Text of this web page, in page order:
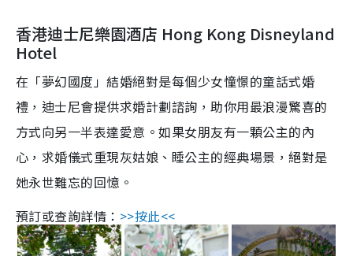
香港迪士尼樂園酒店 Hong Kong Disneyland
Hotel
在「夢幻國度」結婚絕對是每個少女憧憬的童話式婚
禮，迪士尼會提供求婚計劃諮詢，助你用最浪漫驚喜的
方式向另一半表達愛意。如果女朋友有一顆公主的內
心，求婚儀式重現灰姑娘、睡公主的經典場景，絕對是
她永世難忘的回憶。
預訂或查詢詳情： >>按此<<